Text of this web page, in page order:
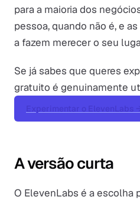
para a maioria dos
pessoa, quando não é, e
a fazem merecer o seu
Se já sabes que queres
gratuito é genuinamente
Experimentar o ElevenLabs
A versão curta
O ElevenLabs é a escolha